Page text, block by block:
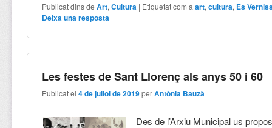
Publicat dins de Art,Cultura | Etiquetat com a art,cultura, Es
Deixa una resposta
Les festes de Sant Llorenç als anys 50 i 60
Publicat el4 de juliol de 2019 perAntònia Bauzà
Des de l’Arxiu Municipal us